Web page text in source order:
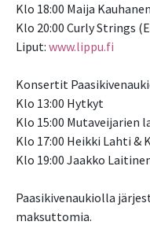
Klo 18:00 Maija Kauhanen
Klo 20:00 Curly Strings
Liput: www.lippu.fi
Konsertit
Klo 13:00 Hytkyt
Klo 15:00 Mutaveijarien
Klo 17:00 Heikki Lahti &
Klo 19:00 Jaakko
Paasikivenaukiolla
maksuttomia.